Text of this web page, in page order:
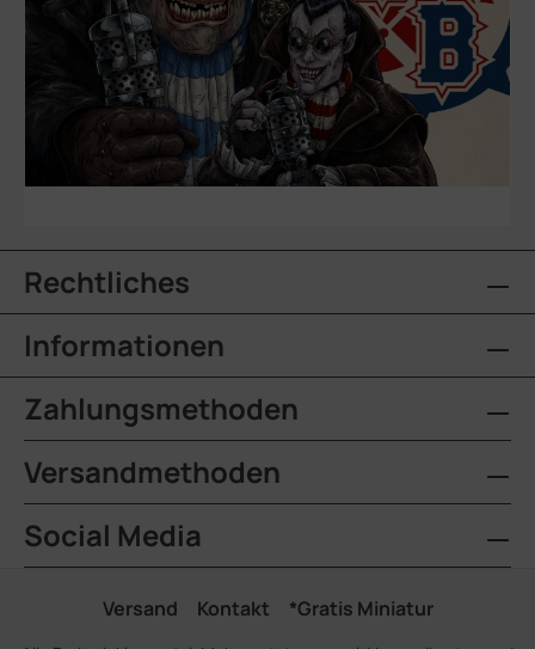
Rechtliches
Informationen
Zahlungsmethoden
Versandmethoden
Social Media
Versand Kontakt *Gratis Miniatur